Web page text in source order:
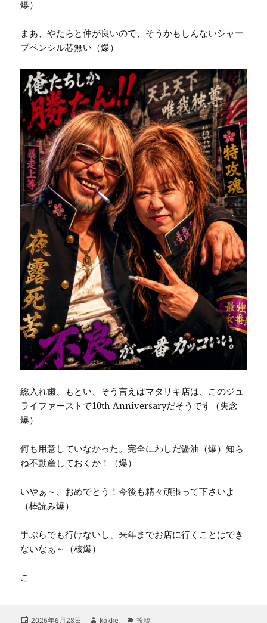
爆）
まあ、やたらと仲が良いので、そうかもしんないシャー
プペンシル芯無い（爆）
総入れ歯、もとい、そう言えばマタリキ店は、このジュ
ライファーストで10th Anniversaryだそうです（失念
爆）
何も用意していなかった。完全にわしだ醤油（爆）知ら
ね不動産しておくか！（爆）
いやぁ～、おめでとう！今後も精々頑張って下さいよ
（棒読み爆）
手ぶらでも行けないし、来年までお店に行くことはでき
ないなぁ～（核爆）
こ
投
2026年6月28日 作
kakke カ
投稿